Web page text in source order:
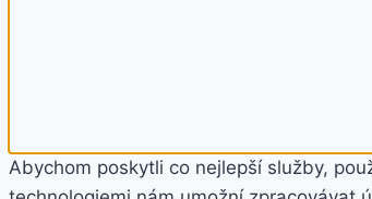
Abychom poskytli co nejlepší služby,